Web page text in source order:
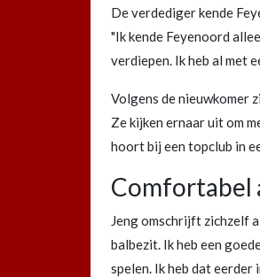
De verdediger kende
"Ik kende Feyenoord
verdiepen. Ik heb al met
Volgens de nieuwkomer
Ze kijken ernaar uit om
hoort bij een topclub in
Comfortabel
Jeng omschrijft zichzelf
balbezit. Ik heb een
spelen. Ik heb dat eerder